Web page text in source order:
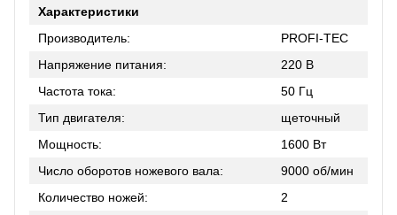
Характеристики
Производитель:
PROFI-TEC
Напряжение питания:
220 В
Частота тока:
50 Гц
Тип двигателя:
щеточный
Мощность:
1600 Вт
Число оборотов ножевого вала:
9000 об/мин
Количество ножей:
2